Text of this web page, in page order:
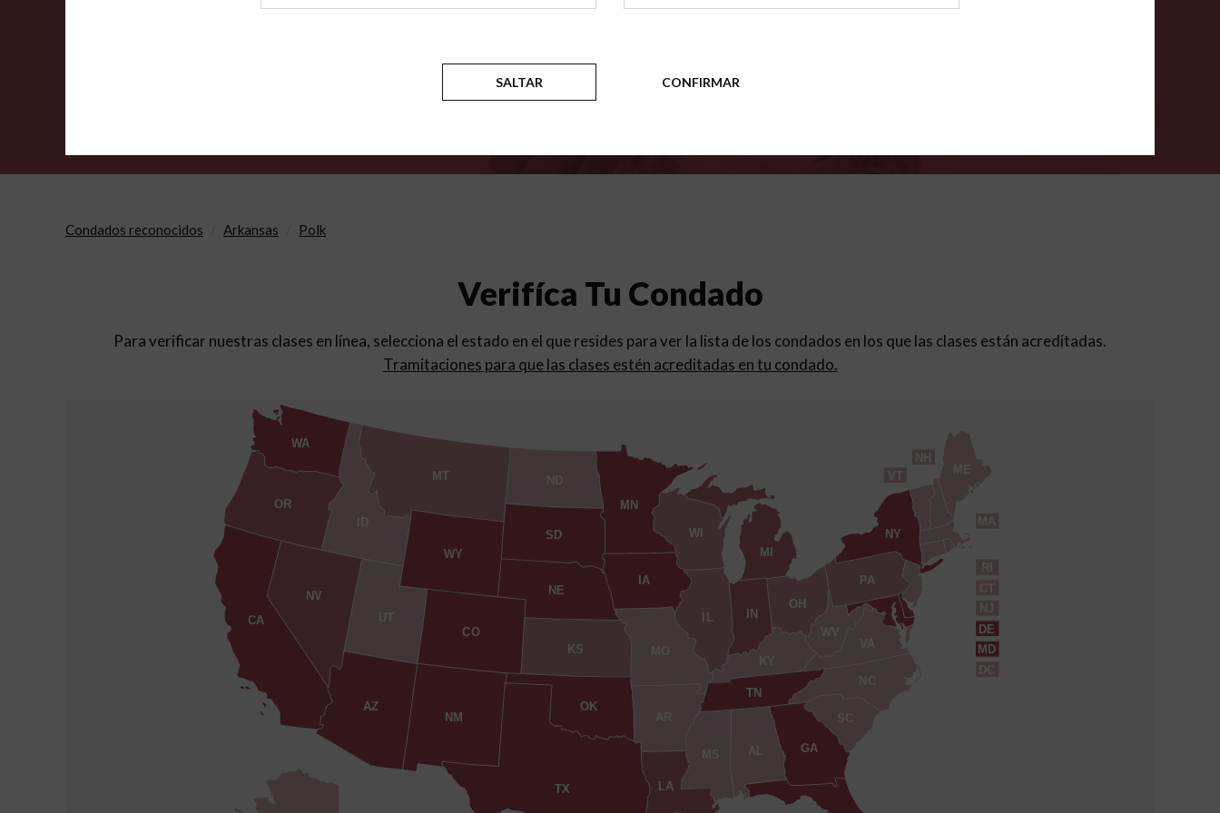
Condados reconocidos Arkansas Polk
Verifíca Tu Condado
Para verificar nuestras clases en línea, selecciona el estado en el que resides para ver la lista de los condados en los que las clases están acreditadas.
Tramitaciones para que las clases estén acreditadas en tu condado.
AL
AZ
AR
CA
CO
CT
DE
DC
GA
ID
IN
IA
KS
KY
LA
ME
MD
MA
MI
MN
MS
MO
MT
NE
NV
NH
NJ
NM
NY
NC
ND
OH
OK
OR
PA
RI
SC
SD
TN
TX
UT
VT
VA
WA
WV
WI
WY
SALTAR CONFIRMAR